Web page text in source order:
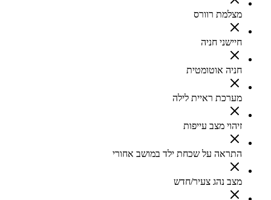
מצלמת רוורס
חיישני חניה
חניה אוטומטית
מערכת ראיית לילה
זיהוי מצב עייפות
התראה על שכחת ילד במושב אחורי
מצב נהג צעיר/חדש